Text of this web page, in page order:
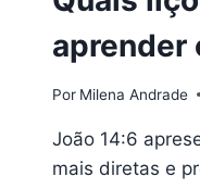
aprender
Por Milena Andrade
João 14:6
mais diretas e